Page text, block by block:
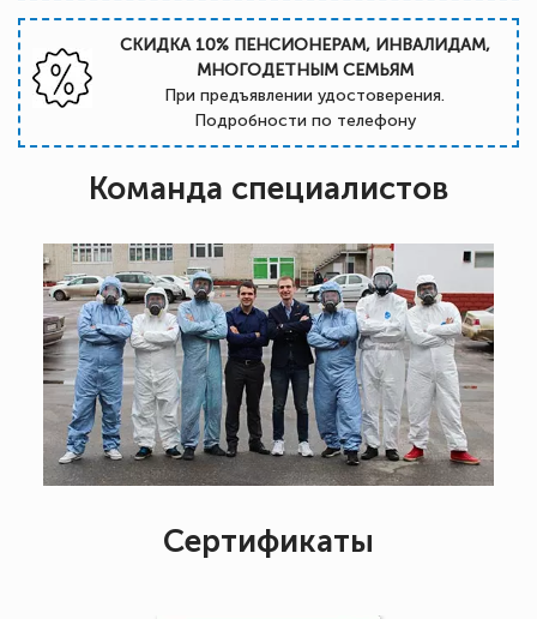
СКИДКА 10% ПЕНСИОНЕРАМ, ИНВАЛИДАМ,
МНОГОДЕТНЫМ СЕМЬЯМ
При предъявлении удостоверения.
Подробности по телефону
Команда специалистов
Сертификаты